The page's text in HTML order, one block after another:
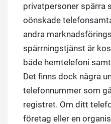
privatpersoner spärra
oönskade
andra
spärrningstjänst är
både hemtelefoni
Det finns dock några
telefonnummer som
registret. Om ditt
företag eller en